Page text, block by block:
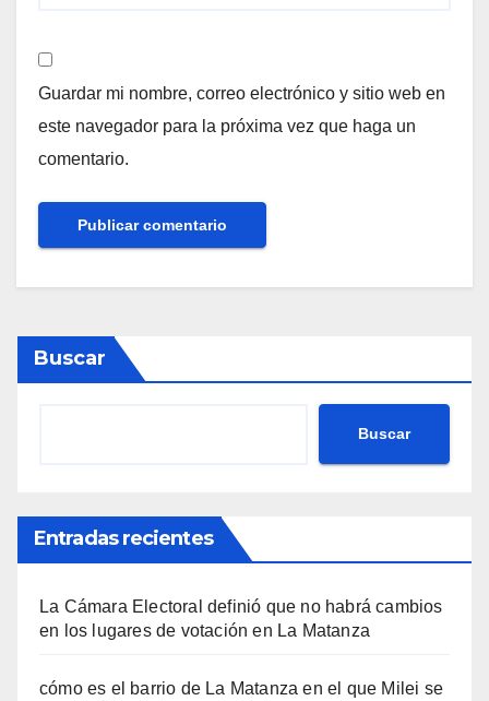
Guardar mi nombre, correo electrónico y sitio web en
este navegador para la próxima vez que haga un
comentario.
Buscar
Buscar
Entradas recientes
La Cámara Electoral definió que no habrá cambios
en los lugares de votación en La Matanza
cómo es el barrio de La Matanza en el que Milei se